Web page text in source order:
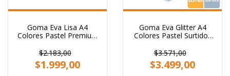
Goma Eva Lisa A4
Colores Pastel Premium
$2.183,00
$1.999,00
Goma Eva Glitter A4
Colores Pastel Surtidos
$3.571,00
$3.499,00